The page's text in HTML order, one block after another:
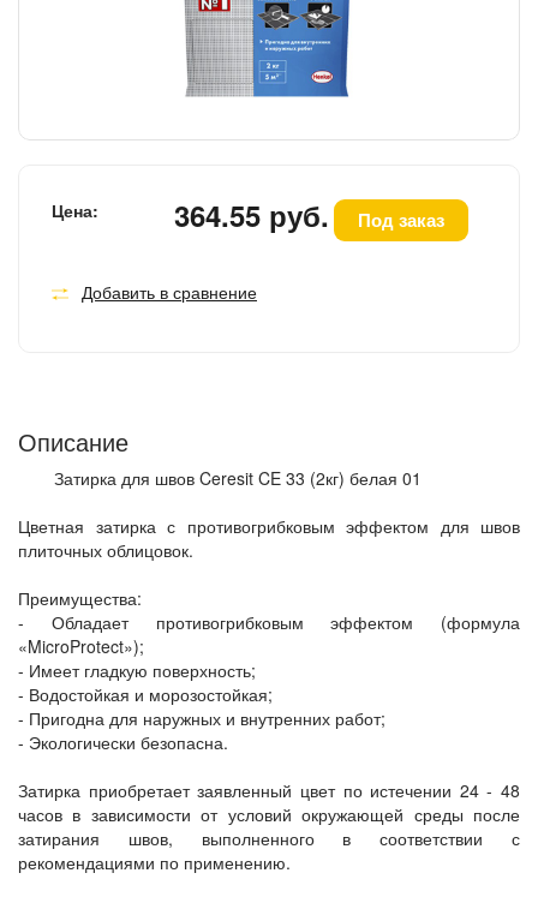
Цена: 364.55 руб. Под заказ
Добавить в сравнение
Описание
Затирка для швов Ceresit CE 33 (2кг) белая 01
Цветная затирка с противогрибковым эффектом для швов
плиточных облицовок.
Преимущества:
- Обладает противогрибковым эффектом (формула
«MicroProtect»);
- Имеет гладкую поверхность;
- Водостойкая и морозостойкая;
- Пригодна для наружных и внутренних работ;
- Экологически безопасна.
Затирка приобретает заявленный цвет по истечении 24 - 48
часов в зависимости от условий окружающей среды после
затирания швов, выполненного в соответствии с
рекомендациями по применению.